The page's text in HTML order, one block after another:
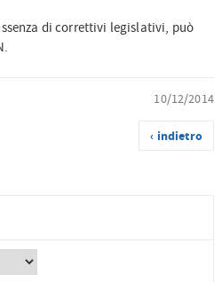
di correttivi legislativi, può
10/12/2014
‹ indietro